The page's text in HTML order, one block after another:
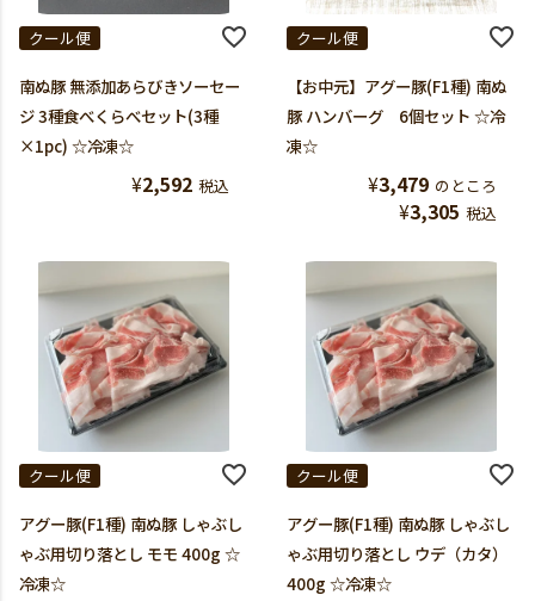
クール便
南ぬ豚 無添加あらびきソーセー
ジ 3種食べくらべセット(3種
×1pc) ☆冷凍☆
¥2,592 税込
クール便
【お中元】アグー豚(F1種) 南ぬ
豚 ハンバーグ 6個セット ☆冷
凍☆
¥3,479 のところ
¥3,305 税込
クール便
アグー豚(F1種) 南ぬ豚 しゃぶし
ゃぶ用切り落とし モモ 400g ☆
冷凍☆
クール便
アグー豚(F1種) 南ぬ豚 しゃぶし
ゃぶ用切り落とし ウデ（カタ）
400g ☆冷凍☆